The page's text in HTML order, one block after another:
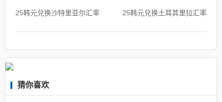
25韩元兑换沙特里亚尔汇率 25韩元兑换土耳其里拉汇率
猜你喜欢